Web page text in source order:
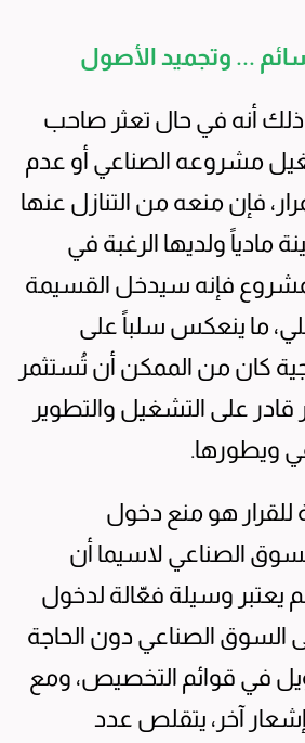
... وتجميد الأصول
ذلك أنه في حال تعثر صاحب
مشروعه الصناعي أو عدم
فإن منعه من التنازل عنها
مادياً ولديها الرغبة في
فإنه سيدخل القسيمة
ما ينعكس سلباً على
كان من الممكن أن تُستثمر
على التشغيل والتطوير
ويطورها.
للقرار هو منع دخول
الصناعي لاسيما أن
يعتبر وسيلة فعّالة لدخول
السوق الصناعي دون الحاجة
في قوائم التخصيص، ومع
آخر، يتقلص عدد